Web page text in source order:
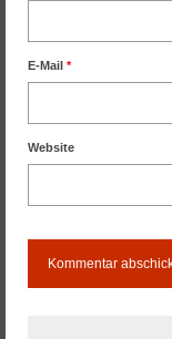
E-Mail *
Website